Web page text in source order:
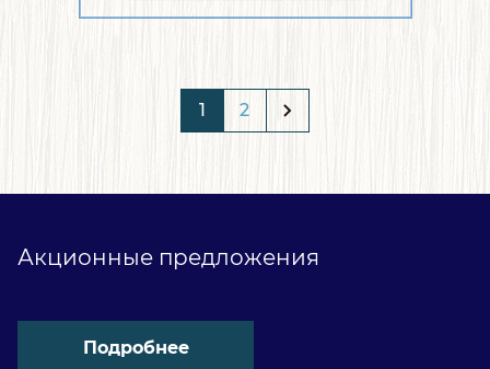
1 2
Акционные предложения
Подробнее